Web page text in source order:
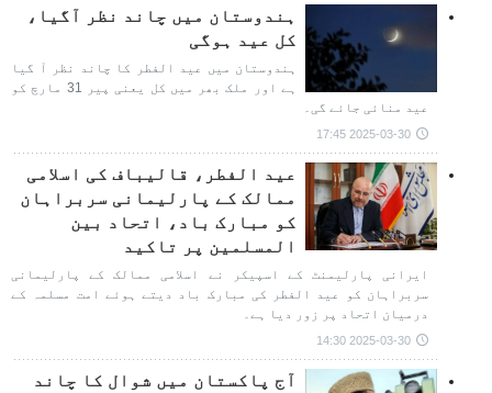
ہندوستان میں چاند نظر آگیا،
کل عید ہوگی
ہندوستان میں عید الفطر کا چاند نظر آ گیا
ہے اور ملک بھر میں کل یعنی پیر 31 مارچ کو
عید منائی جائے گی۔
2025-03-30 17:45
عید الفطر، قالیباف کی اسلامی
ممالک کے پارلیمانی سربراہان
کو مبارک باد، اتحاد بین
المسلمین پر تاکید
ایرانی پارلیمنٹ کے اسپیکر نے اسلامی ممالک کے پارلیمانی
سربراہان کو عید الفطر کی مبارک باد دیتے ہوئے امت مسلمہ کے
درمیان اتحاد پر زور دیا ہے۔
2025-03-30 14:30
آج پاکستان میں شوال کا چاند